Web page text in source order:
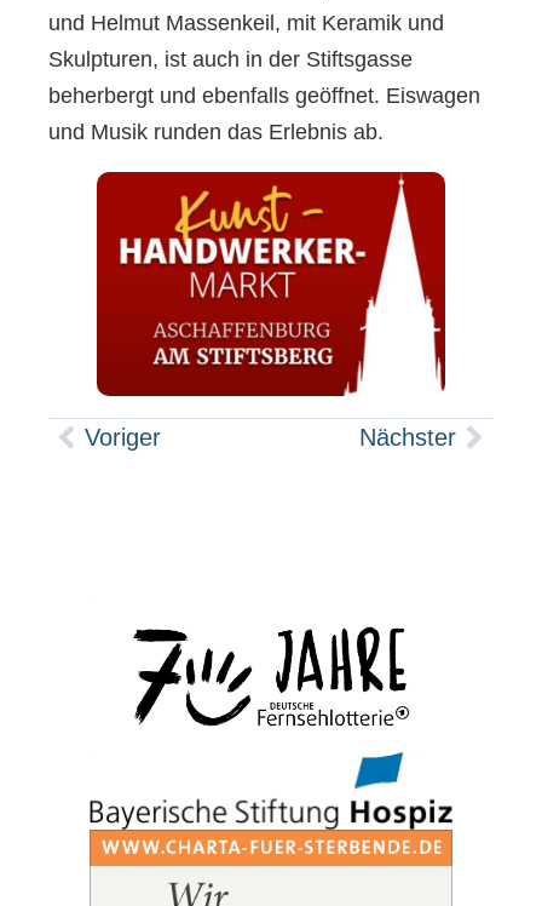
und Helmut Massenkeil, mit Keramik und
Skulpturen, ist auch in der Stiftsgasse
beherbergt und ebenfalls geöffnet. Eiswagen
und Musik runden das Erlebnis ab.
Voriger Nächster